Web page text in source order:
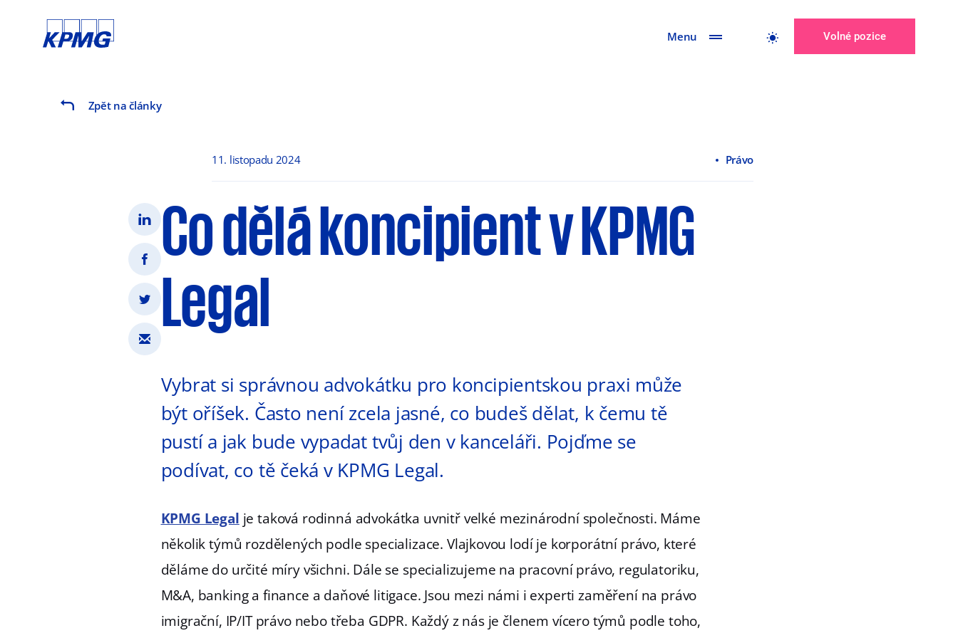
Menu Volné pozice
Zpět na články
11. listopadu 2024 Právo
Co dělá koncipient v KPMG
Legal
Vybrat si správnou advokátku pro koncipientskou praxi může
být oříšek. Často není zcela jasné, co budeš dělat, k čemu tě
pustí a jak bude vypadat tvůj den v kanceláři. Pojďme se
podívat, co tě čeká v KPMG Legal.
KPMG Legal je taková rodinná advokátka uvnitř velké mezinárodní společnosti. Máme
několik týmů rozdělených podle specializace. Vlajkovou lodí je korporátní právo, které
děláme do určité míry všichni. Dále se specializujeme na pracovní právo, regulatoriku,
M&A, banking a finance a daňové litigace. Jsou mezi námi i experti zaměření na právo
imigrační, IP/IT právo nebo třeba GDPR. Každý z nás je členem vícero týmů podle toho,